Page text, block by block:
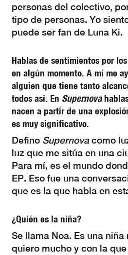
personas del colectivo,
tipo de personas. Yo
puede ser fan de Luna Ki.
Hablas de sentimientos por
en algún momento. A mí me
alguien que tiene tanto
todos así. En Supernova
nacen a partir de una
es muy significativo.
Defino Supernovacomo
luz que me sitúa en una
Para mí, es el mundo
EP. Eso fue una
que es la que habla en
¿Quién es la niña?
Se llama Noa. Es una
quiero mucho y con la